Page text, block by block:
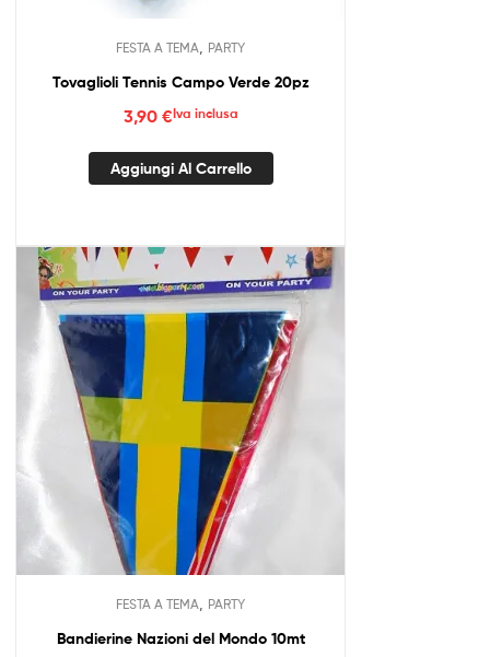
FESTA A TEMA PARTY
Tovaglioli Tennis Campo Verde 20pz
3,90 €Iva inclusa
Aggiungi Al Carrello
FESTA A TEMA PARTY
Bandierine Nazioni del Mondo 10mt